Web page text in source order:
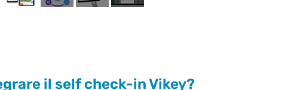
il self check-in Vikey?